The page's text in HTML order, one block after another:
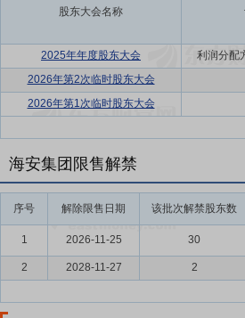
股东大会名称
2025年年度股东大会 利润分配
2026年第2次临时股东大会
2026年第1次临时股东大会
海安集团限售解禁
序号 解除限售日期 该批次解禁股东数
1 2026-11-25 30
2 2028-11-27 2